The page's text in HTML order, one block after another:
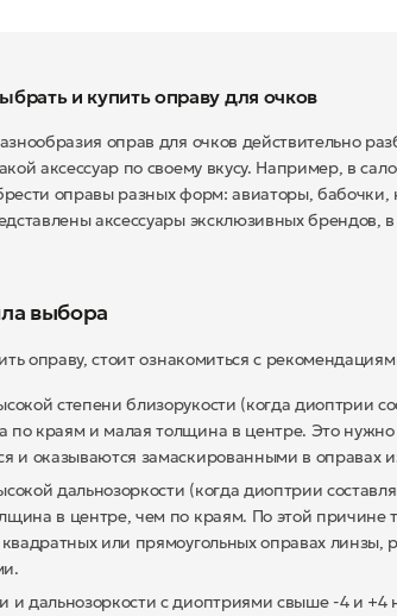
и купить оправу для очков
оправ для очков действительно
аксессуар по своему вкусу. Например, в
оправы разных форм: авиаторы, бабочки,
аксессуары эксклюзивных брендов,
выбора
оправу, стоит ознакомиться с
степени близорукости (когда диоптрии
по краям и малая толщина в центре. Это
и оказываются замаскированными в оправах
дальнозоркости (когда диоптрии
в центре, чем по краям. По этой причине
или прямоугольных оправах линзы,
и дальнозоркости с диоптриями свыше -4 и